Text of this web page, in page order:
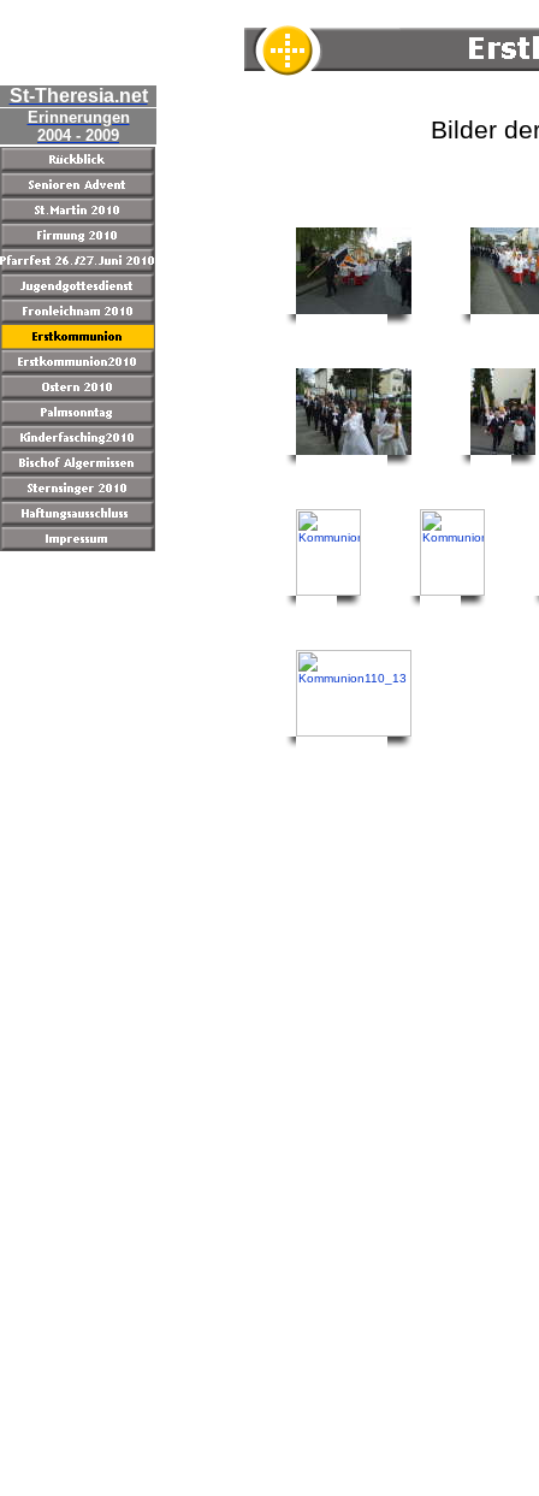
St-Theresia.net
Erinnerungen
2004 - 2009
Bilder